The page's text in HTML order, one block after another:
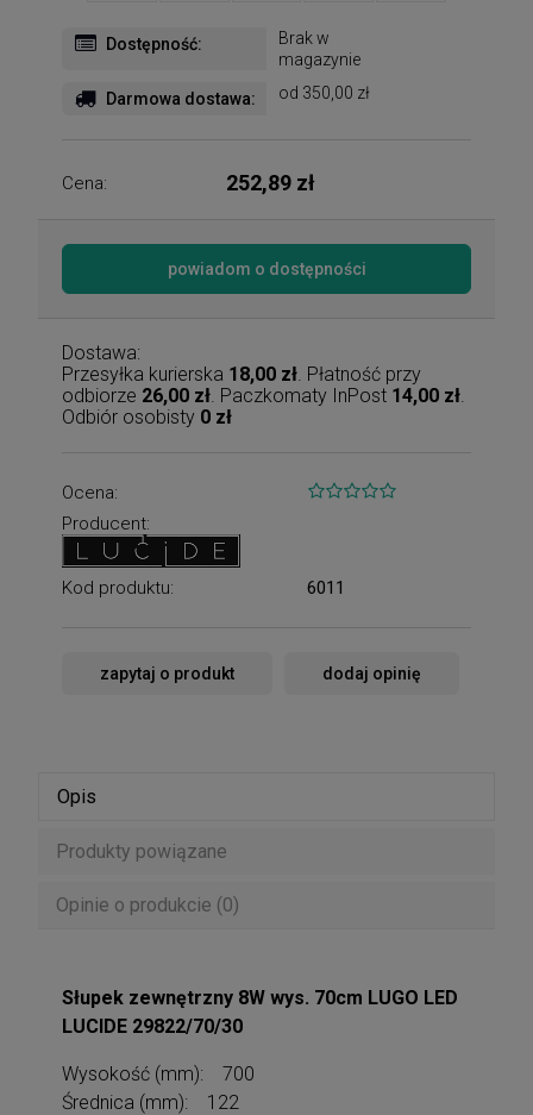
Dostępność:
Brak w
magazynie
Darmowa dostawa: od 350,00 zł
Cena: 252,89 zł
powiadom o dostępności
Dostawa:
Przesyłka kurierska 18,00 zł . Płatność przy
odbiorze 26,00 zł . Paczkomaty InPost 14,00 zł
Odbiór osobisty 0 zł
Ocena:
Producent:
Kod produktu: 6011
zapytaj o produkt dodaj opinię
Opis
Produkty powiązane
Opinie o produkcie (0)
Słupek zewnętrzny 8W wys. 70cm LUGO LED
LUCIDE 29822/70/30
Wysokość (mm): 700
Średnica (mm): 122